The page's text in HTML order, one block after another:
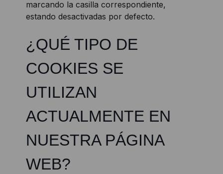
marcando la casilla correspondiente,
estando desactivadas por defecto.
¿QUÉ TIPO DE
COOKIES SE
UTILIZAN
ACTUALMENTE EN
NUESTRA PÁGINA
WEB?